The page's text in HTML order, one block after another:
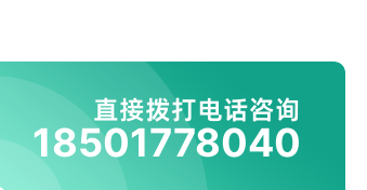
直接拨打电话咨询
18501778040